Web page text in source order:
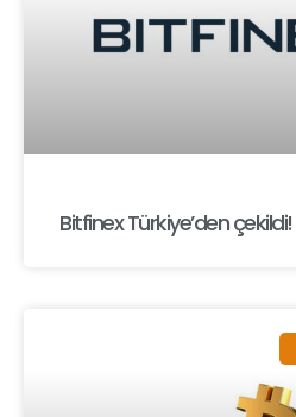
Bitfinex Türkiye’den çekildi!